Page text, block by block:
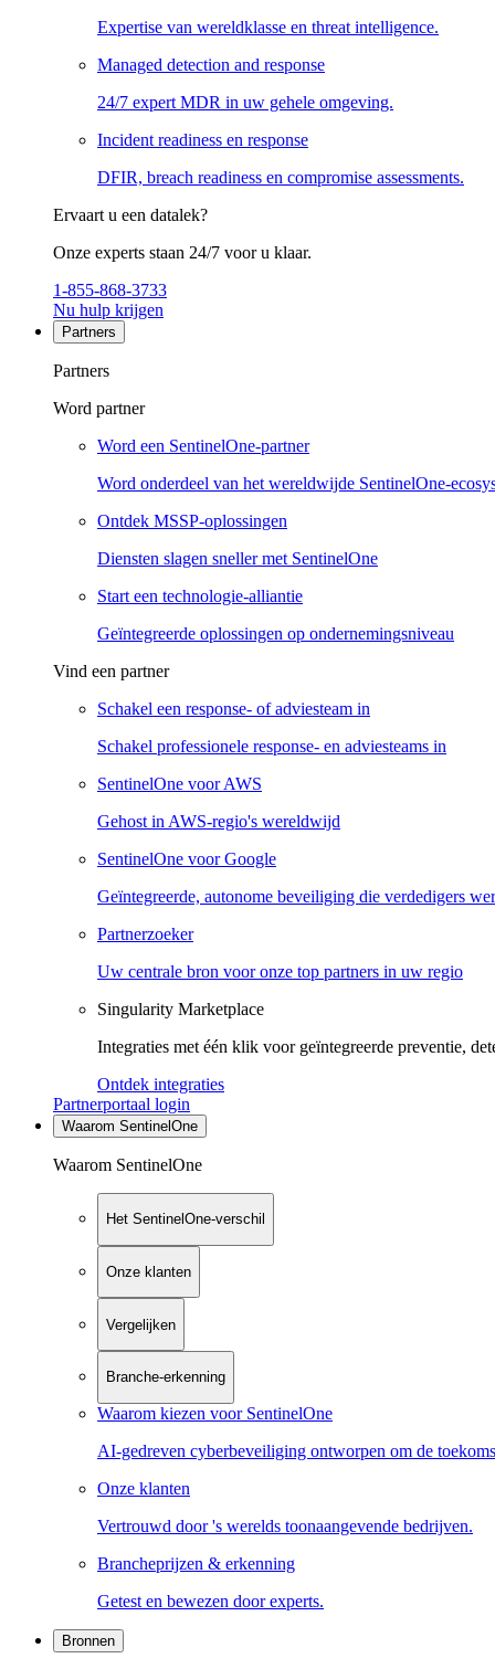
Expertise van wereldklasse en threat intelligence.
Managed detection and response
24/7 expert MDR in uw gehele omgeving.
Incident readiness en response
DFIR, breach readiness en compromise assessments.
Ervaart u een datalek?
Onze experts staan 24/7 voor u klaar.
1-855-868-3733
Nu hulp krijgen
Partners
Partners
Word partner
Word een SentinelOne-partner
Word onderdeel van het wereldwijde SentinelOne-
Ontdek MSSP-oplossingen
Diensten slagen sneller met SentinelOne
Start een technologie-alliantie
Geïntegreerde oplossingen op ondernemingsniveau
Vind een partner
Schakel een response- of adviesteam in
Schakel professionele response- en adviesteams in
SentinelOne voor AWS
Gehost in AWS-regio's wereldwijd
SentinelOne voor Google
Geïntegreerde, autonome beveiliging die verdedigers
Partnerzoeker
Uw centrale bron voor onze top partners in uw regio
Singularity Marketplace
Integraties met één klik voor geïntegreerde preventie,
Ontdek integraties
Partnerportaal login
Waarom SentinelOne
Waarom SentinelOne
Het SentinelOne-verschil
Onze klanten
Vergelijken
Branche-erkenning
Waarom kiezen voor SentinelOne
AI-gedreven cyberbeveiliging ontworpen om de
Onze klanten
Vertrouwd door 's werelds toonaangevende bedrijven.
Brancheprijzen & erkenning
Getest en bewezen door experts.
Bronnen